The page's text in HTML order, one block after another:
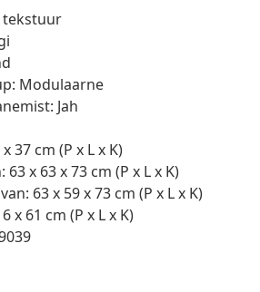
tekstuur
Modulaarne
Jah
37 cm (P x L x K)
x 63 x 73 cm (P x L x K)
63 x 59 x 73 cm (P x L x K)
x 61 cm (P x L x K)